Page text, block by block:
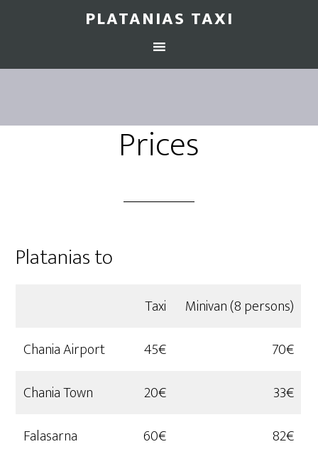
PLATANIAS TAXI
Prices
Platanias to
Taxi
Minivan (8 persons)
Chania Airport
45€
70€
Chania Town
20€
33€
Falasarna
60€
82€